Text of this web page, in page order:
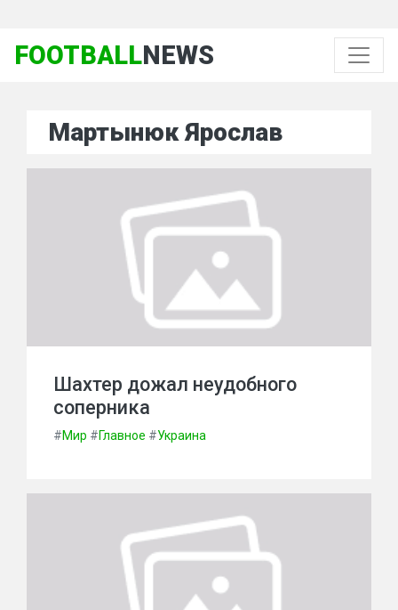
FOOTBALLNEWS
Мартынюк Ярослав
Шахтер дожал неудобного
соперника
#Мир #Главное #Украина